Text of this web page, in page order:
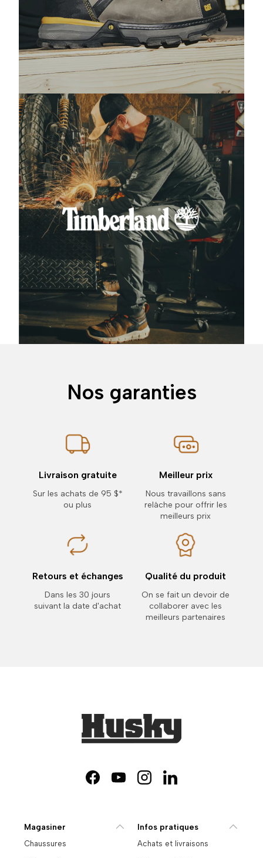
Nos garanties
Livraison gratuite
Sur les achats de 95 $*
ou plus
Meilleur prix
Nous travaillons sans
relâche pour offrir les
meilleurs prix
Retours et échanges
Dans les 30 jours
suivant la date d'achat
Qualité du produit
On se fait un devoir de
collaborer avec les
meilleurs partenaires
FacebookYouTubeInstagramLinkedIn
Magasiner
Chaussures
Infos pratiques
Achats et livraisons